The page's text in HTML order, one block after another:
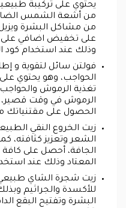
يحتوي على تركيبة
من أشعة الشمس
من مشاكل البشرة
على تخفيض اضافي على
وذلك عند استخدام كود
فولتن سائل لتقوية و
الحواجب، وهو يحتوي على
تغذية الرموش
الرموش في وقت
الحصول على مقتنياتك
زيت الخروع النقي
الشعر وتعزيز كثافته،
الجافة، أحصل على
المعتاد وذلك عند
زيت شجرة الشاي
للأكسدة والجراثيم
البشرة وتفتيح البقع